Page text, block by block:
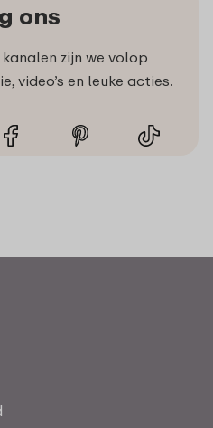
ons
zijn we volop
video’s en leuke acties.